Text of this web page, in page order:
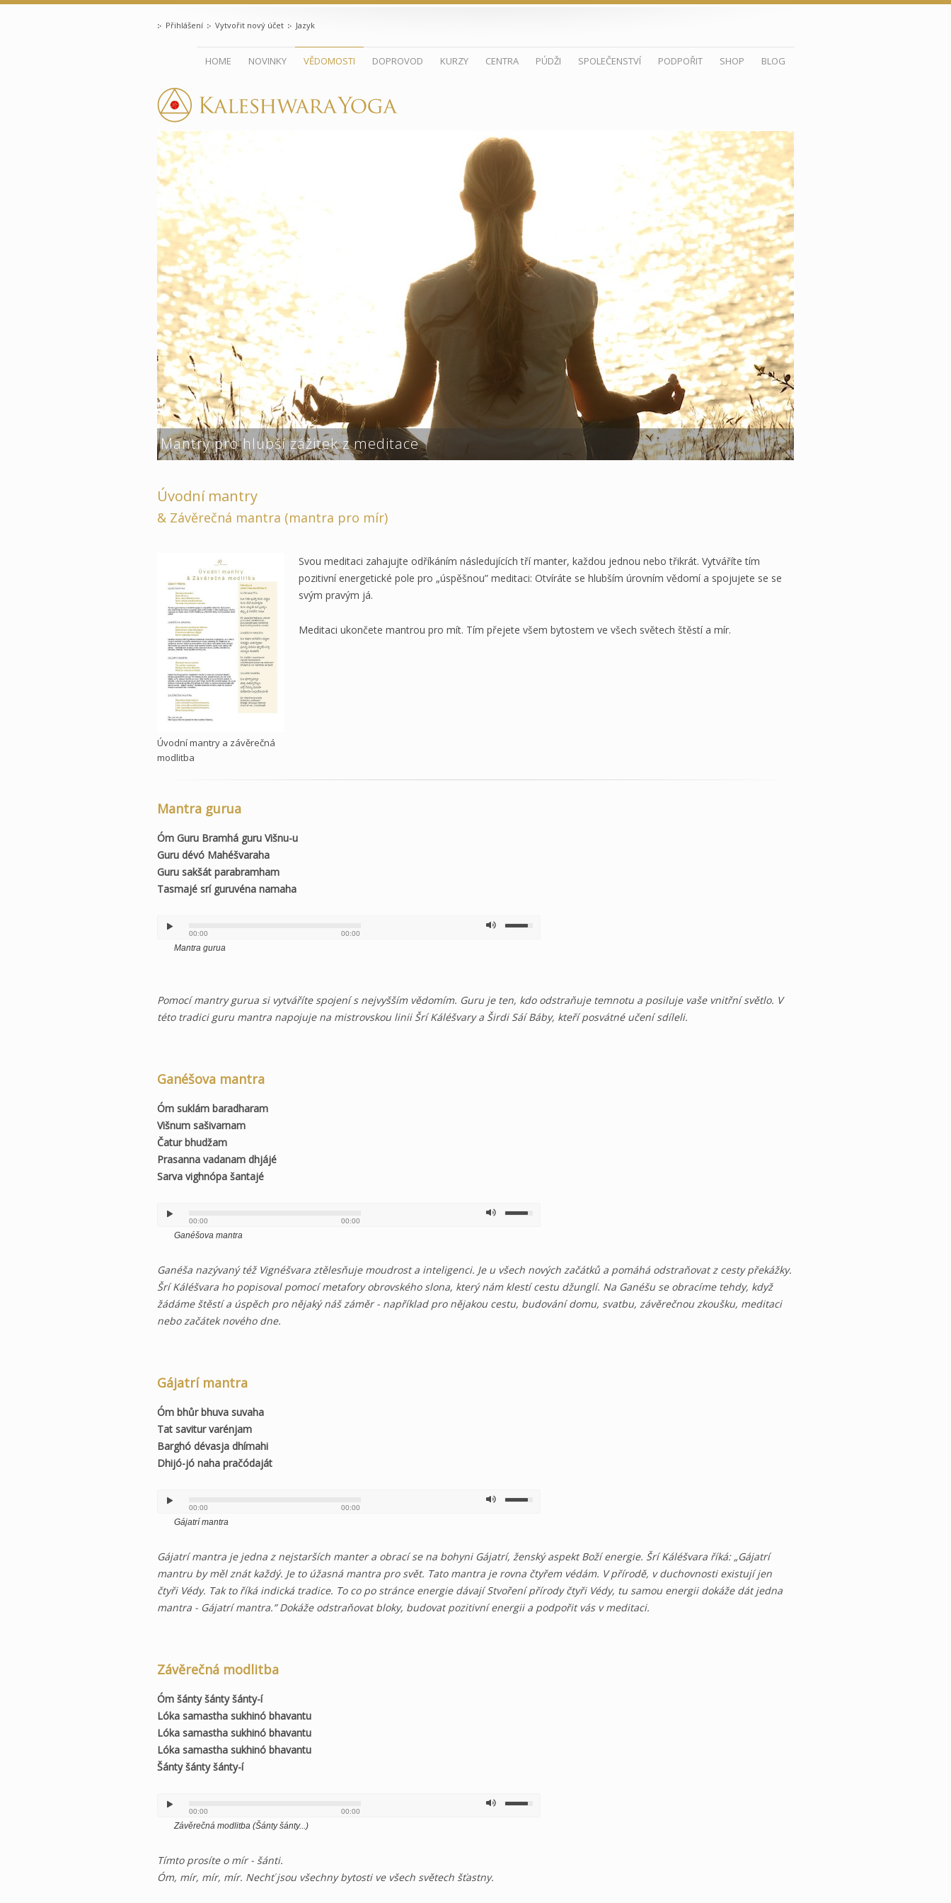
Přihlášení Vytvořit nový účet Jazyk
HOME NOVINKY VĚDOMOSTI DOPROVOD KURZY CENTRA PÚDŽI SPOLEČENSTVÍ PODPOŘIT SHOP BLOG
Mantry pro hlubší zážitek z meditace
Úvodní mantry
& Závěrečná mantra (mantra pro mír)
Úvodní mantry a závěrečná
modlitba
Svou meditaci zahajujte odříkáním následujících tří manter, každou jednou nebo třikrát. Vytváříte tím
pozitivní energetické pole pro „úspěšnou” meditaci: Otvíráte se hlubším úrovním vědomí a spojujete se se
svým pravým já.
Meditaci ukončete mantrou pro mít. Tím přejete všem bytostem ve všech světech štěstí a mír.
Mantra gurua
Óm Guru Bramhá guru Višnu-u
Guru dévó Mahéšvaraha
Guru sakšát parabramham
Tasmajé srí guruvéna namaha
00:00 00:00
Mantra gurua
Pomocí mantry gurua si vytváříte spojení s nejvyšším vědomím. Guru je ten, kdo odstraňuje temnotu a posiluje vaše vnitřní světlo. V
této tradici guru mantra napojuje na mistrovskou linii Šrí Káléšvary a Širdi Sáí Báby, kteří posvátné učení sdíleli.
Ganéšova mantra
Óm suklám baradharam
Višnum sašivarnam
Čatur bhudžam
Prasanna vadanam dhjájé
Sarva vighnópa šantajé
00:00 00:00
Ganéšova mantra
Ganéša nazývaný též Vignéšvara ztělesňuje moudrost a inteligenci. Je u všech nových začátků a pomáhá odstraňovat z cesty překážky.
Šrí Káléšvara ho popisoval pomocí metafory obrovského slona, který nám klestí cestu džunglí. Na Ganéšu se obracíme tehdy, když
žádáme štěstí a úspěch pro nějaký náš záměr - například pro nějakou cestu, budování domu, svatbu, závěrečnou zkoušku, meditaci
nebo začátek nového dne.
Gájatrí mantra
Óm bhůr bhuva suvaha
Tat savitur varénjam
Barghó dévasja dhímahi
Dhijó-jó naha pračódaját
00:00 00:00
Gájatrí mantra
Gájatrí mantra je jedna z nejstarších manter a obrací se na bohyni Gájatrí, ženský aspekt Boží energie. Šrí Káléšvara říká: „Gájatrí
mantru by měl znát každý. Je to úžasná mantra pro svět. Tato mantra je rovna čtyřem védám. V přírodě, v duchovnosti existují jen
čtyři Védy. Tak to říká indická tradice. To co po stránce energie dávají Stvoření přírody čtyři Védy, tu samou energii dokáže dát jedna
mantra - Gájatrí mantra.” Dokáže odstraňovat bloky, budovat pozitivní energii a podpořit vás v meditaci.
Závěrečná modlitba
Óm šánty šánty šánty-í
Lóka samastha sukhinó bhavantu
Lóka samastha sukhinó bhavantu
Lóka samastha sukhinó bhavantu
Šánty šánty šánty-í
00:00 00:00
Závěrečná modlitba (Šánty šánty...)
Tímto prosíte o mír - šánti.
Óm, mír, mír, mír. Nechť jsou všechny bytosti ve všech světech šťastny.